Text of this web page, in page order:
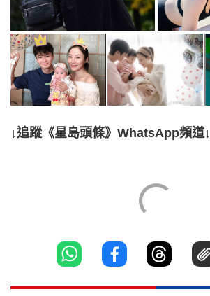
↓追蹤《星島頭條》WhatsApp頻道↓